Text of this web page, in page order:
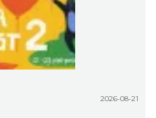
2026-08-21